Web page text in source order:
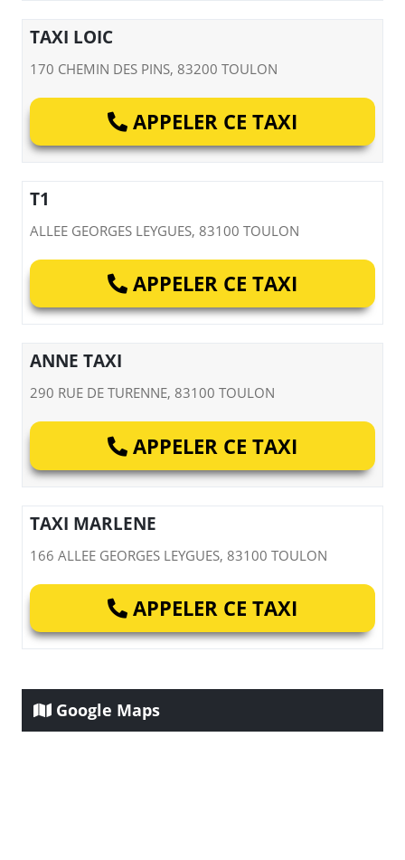
TAXI LOIC
170 CHEMIN DES PINS, 83200 TOULON
APPELER CE TAXI
T1
ALLEE GEORGES LEYGUES, 83100 TOULON
APPELER CE TAXI
ANNE TAXI
290 RUE DE TURENNE, 83100 TOULON
APPELER CE TAXI
TAXI MARLENE
166 ALLEE GEORGES LEYGUES, 83100 TOULON
APPELER CE TAXI
Google Maps